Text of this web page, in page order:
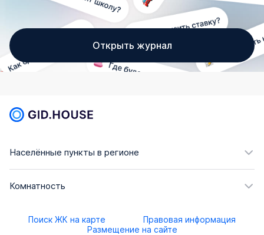
Открыть журнал
Населённые пункты в регионе
Комнатность
Поиск ЖК на карте
Правовая информация
Размещение на сайте